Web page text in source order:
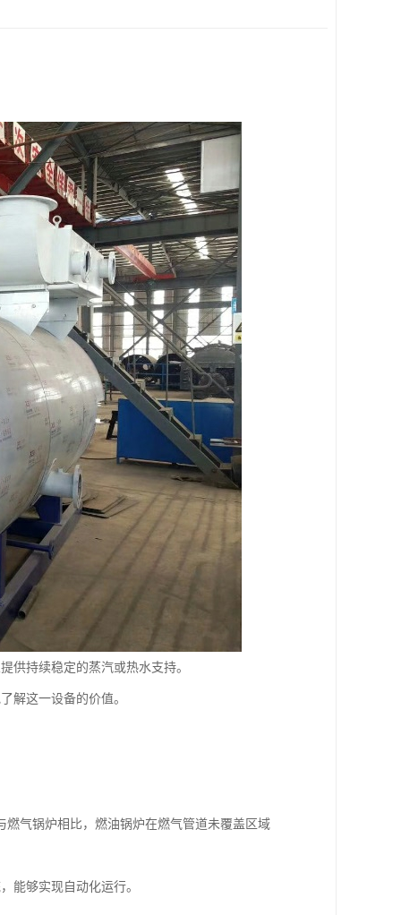
供持续稳定的蒸汽或热水支持。
解这一设备的价值。
气锅炉相比，燃油锅炉在燃气管道未覆盖区域
能够实现自动化运行。